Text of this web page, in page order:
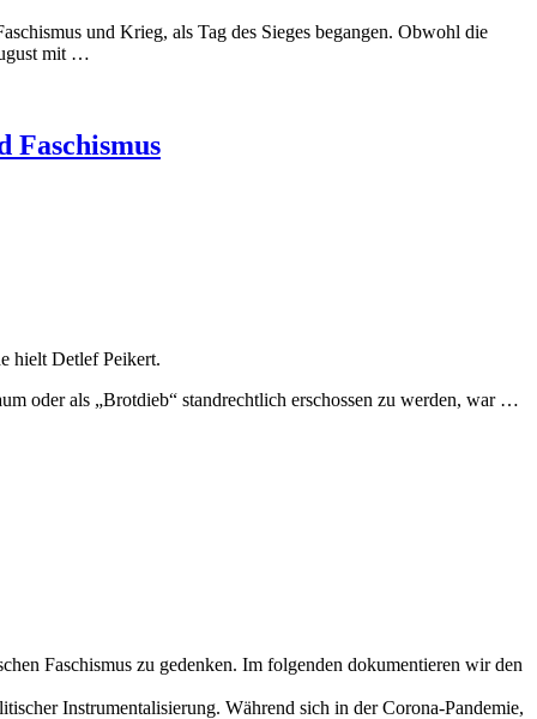
und Krieg, als Tag des Sieges begangen. Obwohl die
mit …
Faschismus
hielt Detlef Peikert.
oder als „Brotdieb“ standrechtlich erschossen zu werden, war …
Faschismus zu gedenken. Im folgenden dokumentieren wir den
Instrumentalisierung. Während sich in der Corona-Pandemie,